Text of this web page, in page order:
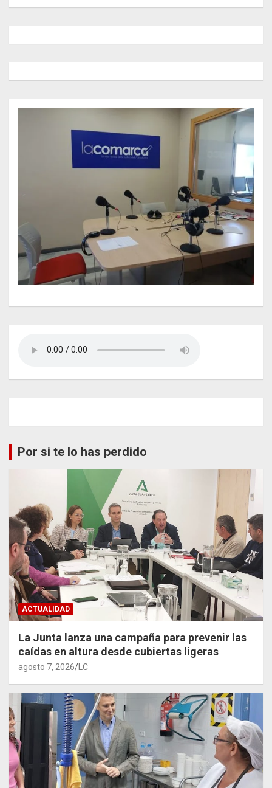
Por si te lo has perdido
ACTUALIDAD
La Junta lanza una campaña para prevenir las
caídas en altura desde cubiertas ligeras
agosto 7, 2026 LC